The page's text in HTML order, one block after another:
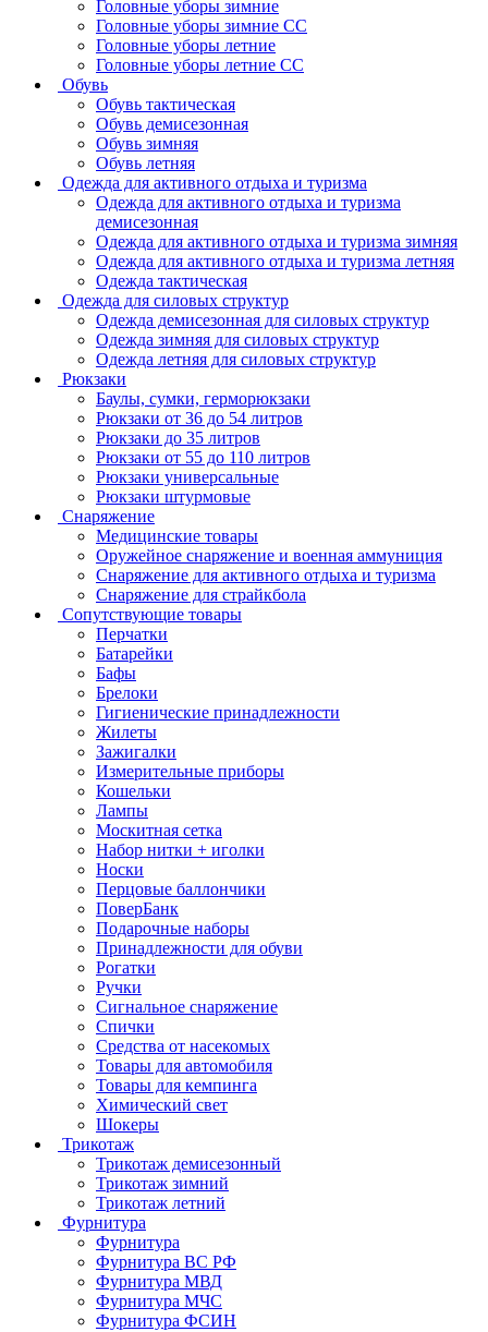
Головные уборы зимние
Головные уборы зимние СС
Головные уборы летние
Головные уборы летние СС
Обувь
Обувь тактическая
Обувь демисезонная
Обувь зимняя
Обувь летняя
Одежда для активного отдыха и туризма
Одежда для активного отдыха и туризма
демисезонная
Одежда для активного отдыха и туризма зимняя
Одежда для активного отдыха и туризма летняя
Одежда тактическая
Одежда для силовых структур
Одежда демисезонная для силовых структур
Одежда зимняя для силовых структур
Одежда летняя для силовых структур
Рюкзаки
Баулы, сумки, герморюкзаки
Рюкзаки от 36 до 54 литров
Рюкзаки до 35 литров
Рюкзаки от 55 до 110 литров
Рюкзаки универсальные
Рюкзаки штурмовые
Снаряжение
Медицинские товары
Оружейное снаряжение и военная аммуниция
Снаряжение для активного отдыха и туризма
Снаряжение для страйкбола
Сопутствующие товары
Перчатки
Батарейки
Бафы
Брелоки
Гигиенические принадлежности
Жилеты
Зажигалки
Измерительные приборы
Кошельки
Лампы
Москитная сетка
Набор нитки + иголки
Носки
Перцовые баллончики
ПоверБанк
Подарочные наборы
Принадлежности для обуви
Рогатки
Ручки
Сигнальное снаряжение
Спички
Средства от насекомых
Товары для автомобиля
Товары для кемпинга
Химический свет
Шокеры
Трикотаж
Трикотаж демисезонный
Трикотаж зимний
Трикотаж летний
Фурнитура
Фурнитура
Фурнитура ВС РФ
Фурнитура МВД
Фурнитура МЧС
Фурнитура ФСИН